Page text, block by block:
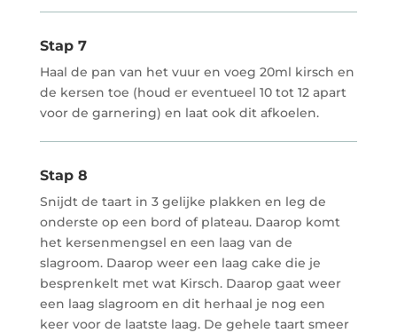
Stap 7
Haal de pan van het vuur en voeg 20ml kirsch en
de kersen toe (houd er eventueel 10 tot 12 apart
voor de garnering) en laat ook dit afkoelen.
Stap 8
Snijdt de taart in 3 gelijke plakken en leg de
onderste op een bord of plateau. Daarop komt
het kersenmengsel en een laag van de
slagroom. Daarop weer een laag cake die je
besprenkelt met wat Kirsch. Daarop gaat weer
een laag slagroom en dit herhaal je nog een
keer voor de laatste laag. De gehele taart smeer